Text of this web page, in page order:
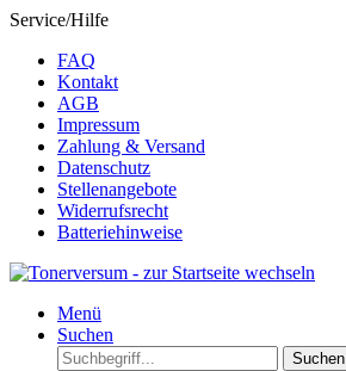
Service/Hilfe
FAQ
Kontakt
AGB
Impressum
Zahlung & Versand
Datenschutz
Stellenangebote
Widerrufsrecht
Batteriehinweise
Menü
Suchen
Suchen